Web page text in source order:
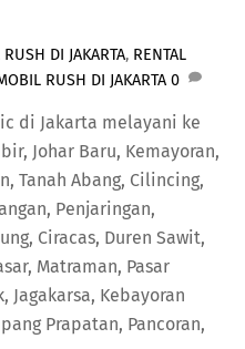
DI JAKARTA, RENTAL
RUSH DI JAKARTA 0
di Jakarta melayani ke
Johar Baru, Kemayoran,
Tanah Abang, Cilincing,
Penjaringan,
Ciracas, Duren Sawit,
Matraman, Pasar
Jagakarsa, Kebayoran
Prapatan, Pancoran,